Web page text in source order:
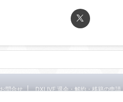
問合せ DXLIVE 退会・解約・移籍の申請